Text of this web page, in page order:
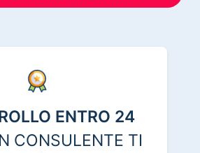
ENTRO 24
CONSULENTE TI